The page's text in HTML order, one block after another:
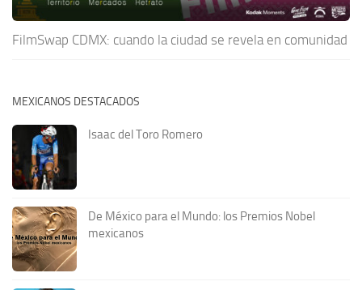
FilmSwap CDMX: cuando la ciudad se revela en comunidad
MEXICANOS DESTACADOS
Isaac del Toro Romero
De México para el Mundo: los Premios Nobel
mexicanos